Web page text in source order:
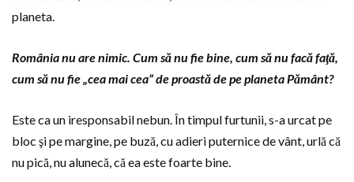
planeta.
România nu are nimic. Cum să nu fie bine, cum să nu facă faţă,
cum să nu fie „cea mai cea” de proastă de pe planeta Pământ?
Este ca un iresponsabil nebun. În timpul furtunii, s-a urcat pe
bloc şi pe margine, pe buză, cu adieri puternice de vânt, urlă că
nu pică, nu alunecă, că ea este foarte bine.